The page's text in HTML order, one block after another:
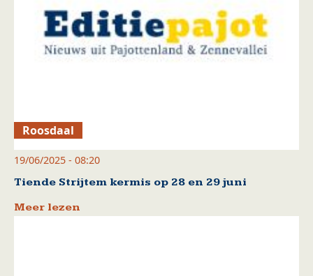
Roosdaal
19/06/2025 - 08:20
Tiende Strijtem kermis op 28 en 29 juni
Meer lezen